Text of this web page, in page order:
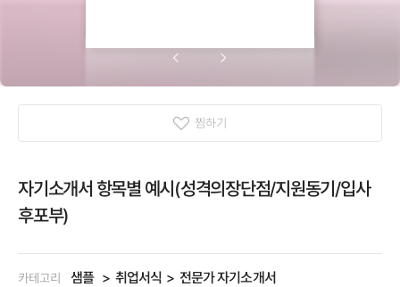
찜하기
자기소개서 항목별 예시(성격의장단점/지원동기/입사
후포부)
카테고리 샘플 취업서식 전문가 자기소개서